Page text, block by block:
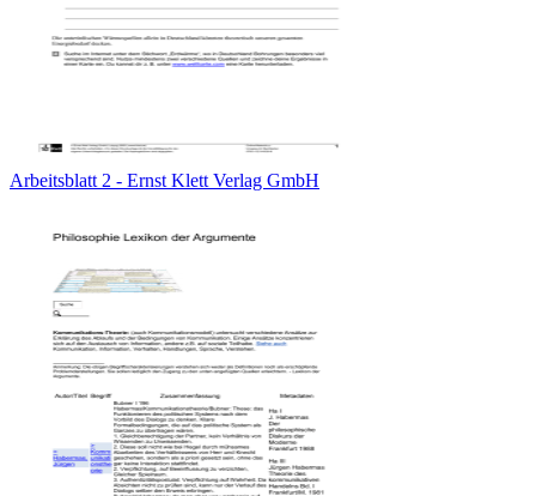
Arbeitsblatt 2 - Ernst Klett Verlag GmbH